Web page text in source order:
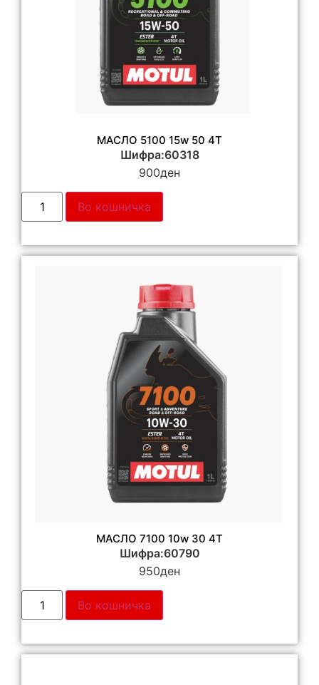
МАСЛО 5100 15w 50 4T
Шифра:60318
900ден
Во кошничка
МАСЛО 7100 10w 30 4T
Шифра:60790
950ден
Во кошничка